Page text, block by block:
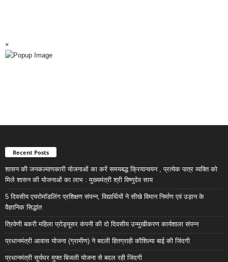
×
Recent Posts
शासन की जनकल्याणकारी योजनाओं का करें समयबद्ध क्रियान्वयन , प्रत्येक पात्र व्यक्ति को
मिले शासन की योजनाओं का लाभ : मुख्यमंत्री श्री विष्णुदेव साय
5 दिवसीय एयरोमॉडलिंग प्रशिक्षण संपन्न, विद्यार्थियों ने सीखे विमान निर्माण एवं उड़ान के
वैज्ञानिक सिद्धांत
त्रिवेणी बकरी महिला प्रोड्यूसर कंपनी की दो दिवसीय उन्मुखीकरण कार्यशाला संपन्न
प्रधानमंत्री आवास योजना (ग्रामीण) ने बदली हितग्राही कौशिल्या बाई की जिंदगी
प्रधानमंत्री सूर्यघर मुफ्त बिजली योजना से बदल रही जिंदगी